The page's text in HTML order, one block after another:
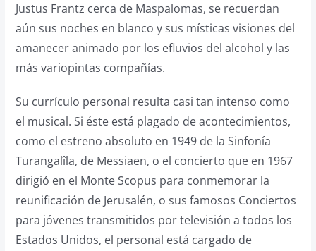
Justus Frantz cerca de Maspalomas, se recuerdan
aún sus noches en blanco y sus místicas visiones del
amanecer animado por los efluvios del alcohol y las
más variopintas compañías.
Su currículo personal resulta casi tan intenso como
el musical. Si éste está plagado de acontecimientos,
como el estreno absoluto en 1949 de la Sinfonía
Turangalîla, de Messiaen, o el concierto que en 1967
dirigió en el Monte Scopus para conmemorar la
reunificación de Jerusalén, o sus famosos Conciertos
para jóvenes transmitidos por televisión a todos los
Estados Unidos, el personal está cargado de